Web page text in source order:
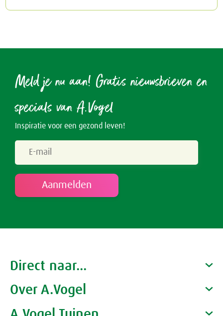
Meld je nu aan! Gratis nieuwsbrieven en
specials van A.Vogel
Inspiratie voor een gezond leven!
Direct naar...
Producten
Gezondheidscoaches
Over A.Vogel
Alfred Vogel